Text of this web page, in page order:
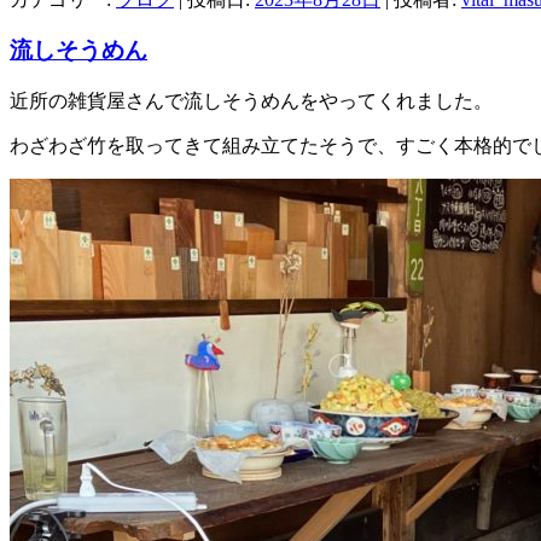
流しそうめん
近所の雑貨屋さんで流しそうめんをやってくれました。
わざわざ竹を取ってきて組み立てたそうで、すごく本格的で